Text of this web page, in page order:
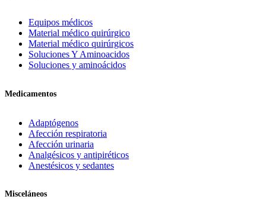
Equipos médicos
Material médico quirúrgico
Material médico quirúrgicos
Soluciones Y Aminoacidos
Soluciones y aminoácidos
Medicamentos
Adaptógenos
Afección respiratoria
Afección urinaria
Analgésicos y antipiréticos
Anestésicos y sedantes
Misceláneos